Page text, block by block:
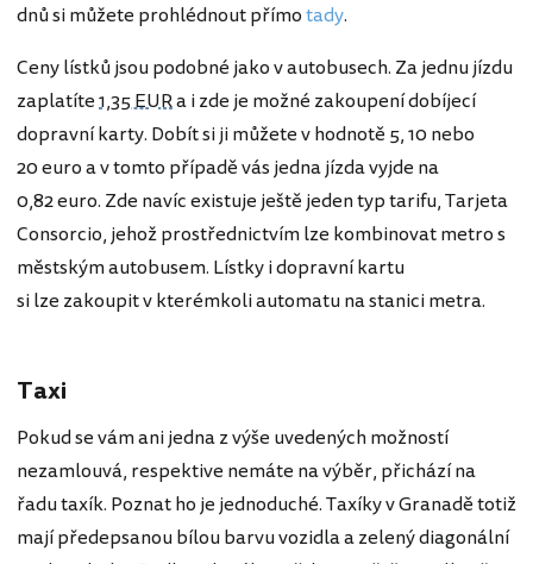
dnů si můžete prohlédnout přímotady.
Ceny lístků jsou podobné jako v autobusech. Za jednu jízdu
zaplatíte1,35 EURa i zde je možné zakoupení dobíjecí
dopravní karty. Dobít si ji můžete v hodnotě 5, 10 nebo
20 euro a v tomto případě vás jedna jízda vyjde na
0,82 euro. Zde navíc existuje ještě jeden typ tarifu, Tarjeta
Consorcio, jehož prostřednictvím lze kombinovat metro s
městským autobusem. Lístky i dopravní kartu
si lze zakoupit v kterémkoli automatu na stanici metra.
Taxi
Pokud se vám ani jedna z výše uvedených možností
nezamlouvá, respektive nemáte na výběr, přichází na
řadu taxík. Poznat ho je jednoduché. Taxíky v Granadě totiž
mají předepsanou bílou barvu vozidla a zelený diagonální